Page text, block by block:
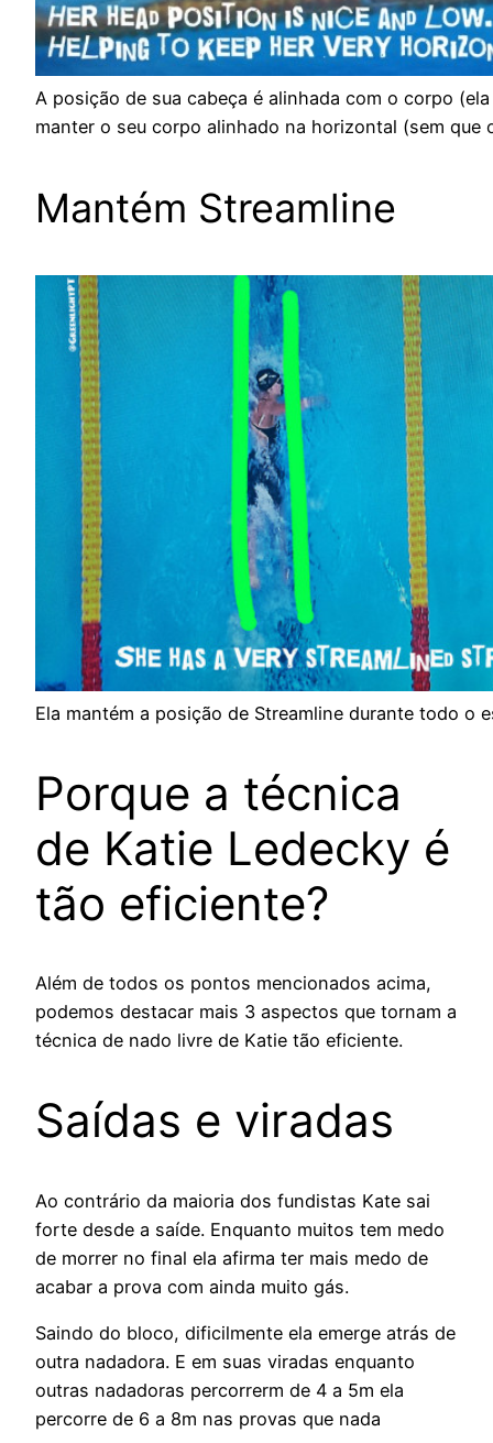
A posição de sua cabeça é alinhada com o corpo
manter o seu corpo alinhado na horizontal (sem que
Mantém Streamline
Ela mantém a posição de Streamline durante todo o
Porque a técnica
de Katie Ledecky é
tão eficiente?
Além de todos os pontos mencionados acima,
podemos destacar mais 3 aspectos que tornam a
técnica de nado livre de Katie tão eficiente.
Saídas e viradas
Ao contrário da maioria dos fundistas Kate sai
forte desde a saíde. Enquanto muitos tem medo
de morrer no final ela afirma ter mais medo de
acabar a prova com ainda muito gás.
Saindo do bloco, dificilmente ela emerge atrás de
outra nadadora. E em suas viradas enquanto
outras nadadoras percorrerm de 4 a 5m ela
percorre de 6 a 8m nas provas que nada